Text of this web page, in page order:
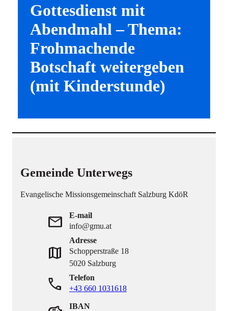
Gottesdienst mit
Abendmahl – Thema:
Frohmachende
Botschaft weitergeben
(mit Kinderstunde)
Gemeinde Unterwegs
Evangelische Missionsgemeinschaft Salzburg KdöR
mail
E-mail
info@gmu.at
map
Adresse
Schopperstraße 18
5020 Salzburg
phone
Telefon
+43 660 1031618
IBAN